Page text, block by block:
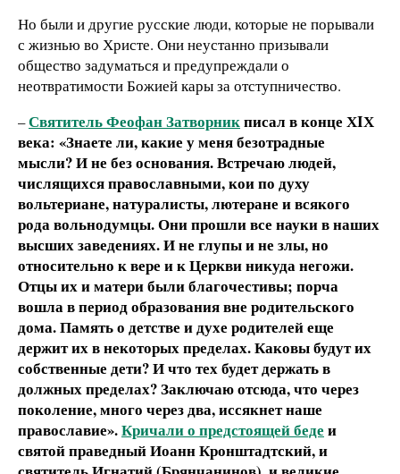
Но были и другие русские люди, которые не порывали
с жизнью во Христе. Они неустанно призывали
общество задуматься и предупреждали о
неотвратимости Божией кары за отступничество.
–Святитель Феофан Затворникписал в конце ХIХ
века: «Знаете ли, какие у меня безотрадные
мысли? И не без основания. Встречаю людей,
числящихся православными, кои по духу
вольтериане, натуралисты, лютеране и всякого
рода вольнодумцы. Они прошли все науки в наших
высших заведениях. И не глупы и не злы, но
относительно к вере и к Церкви никуда негожи.
Отцы их и матери были благочестивы; порча
вошла в период образования вне родительского
дома. Память о детстве и духе родителей еще
держит их в некоторых пределах. Каковы будут их
собственные дети? И что тех будет держать в
должных пределах? Заключаю отсюда, что через
поколение, много через два, иссякнет наше
православие».Кричали о предстоящей беде и
святой праведный Иоанн Кронштадтский, и